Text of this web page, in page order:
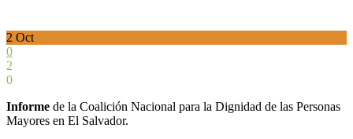
2 Oct
0
2
0
Informe de la Coalición Nacional para la Dignidad de las Personas
Mayores en El Salvador.